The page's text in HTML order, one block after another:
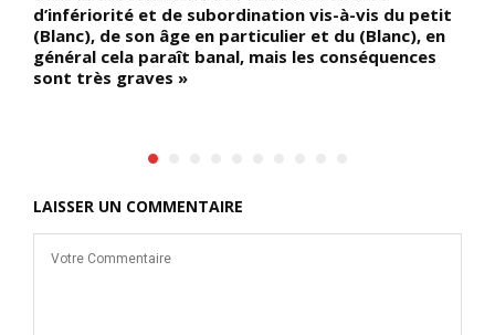
d’infériorité et de subordination vis-à-vis du petit
(Blanc), de son âge en particulier et du (Blanc), en
général cela paraît banal, mais les conséquences
sont très graves »
LAISSER UN COMMENTAIRE